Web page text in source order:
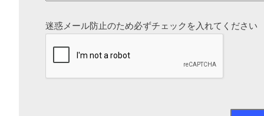
迷惑メール防止のため必ずチェックを入れてください